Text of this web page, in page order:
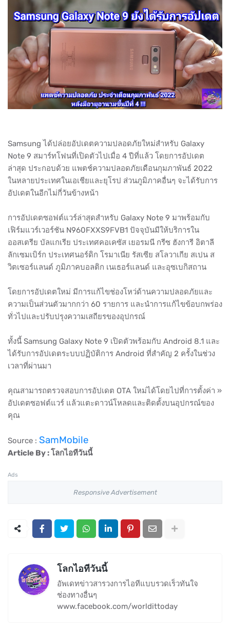
Samsung ได้ปล่อยอัปเดตความปลอดภัยใหม่สำหรับ Galaxy
Note 9 สมาร์ทโฟนที่เปิดตัวไปเมื่อ 4 ปีที่แล้ว โดยการอัปเดต
ล่าสุด ประกอบด้วย แพตช์ความปลอดภัยเดือนกุมภาพันธ์ 2022
ในหลายประเทศในเอเชียและยุโรป ส่วนภูมิภาคอื่นๆ จะได้รับการ
อัปเดตในอีกไม่กี่วันข้างหน้า
การอัปเดตซอฟต์แวร์ล่าสุดสำหรับ Galaxy Note 9 มาพร้อมกับ
เฟิร์มแวร์เวอร์ชัน N960FXXS9FVB1 ปัจจุบันมีให้บริการใน
ออสเตรีย บัลแกเรีย ประเทศคอเคซัส เยอรมนี กรีซ ฮังการี อิตาลี
ลักเซมเบิร์ก ประเทศนอร์ดิก โรมาเนีย รัสเซีย สโลวาเกีย สเปน ส
วิตเซอร์แลนด์ ภูมิภาคบอลติก เนเธอร์แลนด์ และอุซเบกิสถาน
โดยการอัปเดตใหม่ มีการแก้ไขช่องโหว่ด้านความปลอดภัยและ
ความเป็นส่วนตัวมากกว่า 60 รายการ และนำการแก้ไขข้อบกพร่อง
ทั่วไปและปรับปรุงความเสถียรของอุปกรณ์
ทั้งนี้ Samsung Galaxy Note 9 เปิดตัวพร้อมกับ Android 8.1 และ
ได้รับการอัปเดตระบบปฏิบัติการ Android ที่สำคัญ 2 ครั้งในช่วง
เวลาที่ผ่านมา
คุณสามารถตรวจสอบการอัปเดต OTA ใหม่ได้โดยไปที่การตั้งค่า »
อัปเดตซอฟต์แวร์ แล้วแตะดาวน์โหลดและติดตั้งบนอุปกรณ์ของ
คุณ
Source : SamMobile
Article By : โลกไอทีวันนี้
Ads
Responsive Advertisement
โลกไอทีวันนี้
อัพเดทข่าวสารวงการไอทีแบบรวดเร็วทันใจ
ช่องทางอื่นๆ
www.facebook.com/worldittoday